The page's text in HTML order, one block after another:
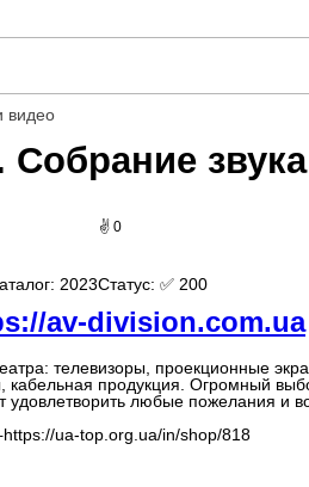
видео
Собрание
✌ 0
2023Статус: ✅ 200
av-division.com.ua
телевизоры, проекционные
продукция. Огромный
удовлетворить любые пожелания и
https://ua-top.org.ua/in/shop/818